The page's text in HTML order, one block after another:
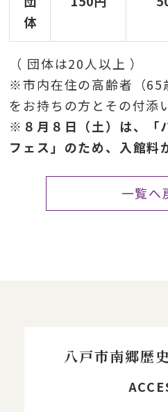
体
（ 団体は20人以上 ）
※市内在住の高齢者（65
をお持ちの方とその付添
※８月８日（土）は、「
フェス」のため、入館料
一覧へ
八戸市南郷歴